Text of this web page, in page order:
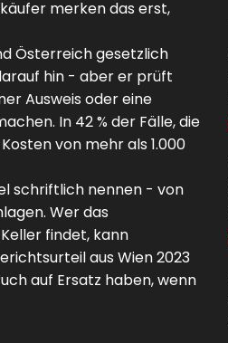
merken das erst,
Österreich gesetzlich
hin - aber er prüft
Ausweis oder eine
In 42 % der Fälle, die
von mehr als 1.000
schriftlich nennen - von
Wer das
findet, kann
aus Wien 2023
auf Ersatz haben, wenn